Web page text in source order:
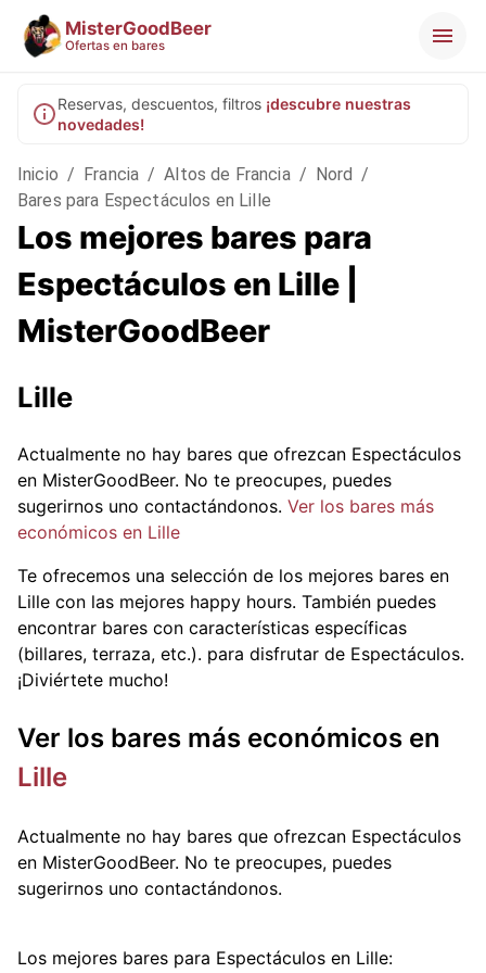
MisterGoodBeer
Ofertas en bares
Reservas, descuentos, filtros ¡descubre nuestras
novedades!
Inicio / Francia / Altos de Francia / Nord /
Bares para Espectáculos en Lille
Los mejores bares para
Espectáculos en Lille |
MisterGoodBeer
Lille
Actualmente no hay bares que ofrezcan Espectáculos
en MisterGoodBeer. No te preocupes, puedes
sugerirnos uno contactándonos. Ver los bares más
económicos en Lille
Te ofrecemos una selección de los mejores bares en
Lille con las mejores happy hours. También puedes
encontrar bares con características específicas
(billares, terraza, etc.). para disfrutar de Espectáculos.
¡Diviértete mucho!
Ver los bares más económicos en
Lille
Actualmente no hay bares que ofrezcan Espectáculos
en MisterGoodBeer. No te preocupes, puedes
sugerirnos uno contactándonos.
Los mejores bares para Espectáculos en Lille: